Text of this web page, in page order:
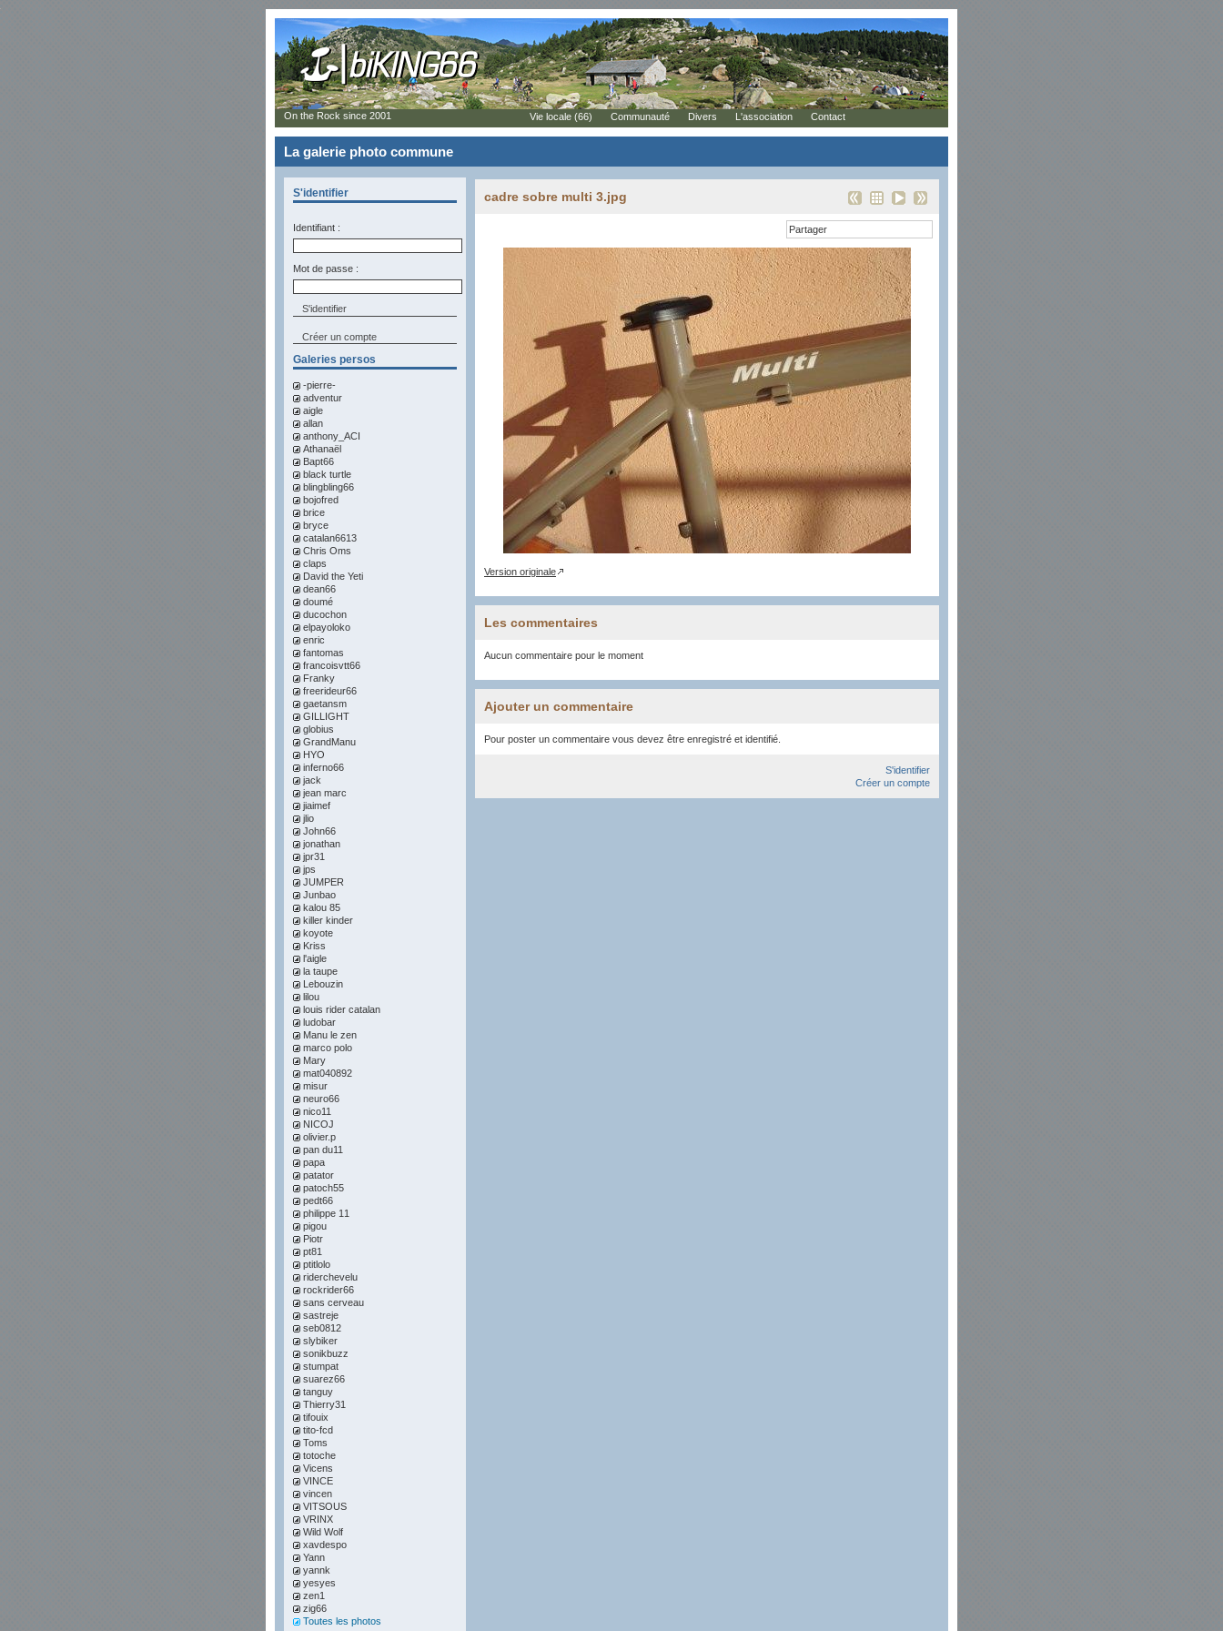
La galerie photo commune
S'identifier
Identifiant :
Mot de passe :
Créer un compte
Galeries persos
-pierre-
adventur
aigle
allan
anthony_ACI
Athanaël
Bapt66
black turtle
blingbling66
bojofred
brice
bryce
catalan6613
Chris Oms
claps
David the Yeti
dean66
doumé
ducochon
elpayoloko
enric
fantomas
francoisvtt66
Franky
freerideur66
gaetansm
GILLIGHT
globius
GrandManu
HYO
inferno66
jack
jean marc
jiaimef
jlio
John66
jonathan
jpr31
jps
JUMPER
Junbao
kalou 85
killer kinder
koyote
Kriss
l'aigle
la taupe
Lebouzin
lilou
louis rider catalan
ludobar
Manu le zen
marco polo
Mary
mat040892
misur
neuro66
nico11
NICOJ
olivier.p
pan du11
papa
patator
patoch55
pedt66
philippe 11
pigou
Piotr
pt81
ptitlolo
riderchevelu
rockrider66
sans cerveau
sastreje
seb0812
slybiker
sonikbuzz
stumpat
suarez66
tanguy
Thierry31
tifouix
tito-fcd
Toms
totoche
Vicens
VINCE
vincen
VITSOUS
VRINX
Wild Wolf
xavdespo
Yann
yannk
yesyes
zen1
zig66
Toutes les photos
cadre sobre multi 3.jpg
Partager
Version originale
Les commentaires
Aucun commentaire pour le moment
Ajouter un commentaire
Pour poster un commentaire vous devez être enregistré et identifié.
S'identifier
Créer un compte
On the Rock since 2001 Vie locale (66) Communauté Divers L'association Contact